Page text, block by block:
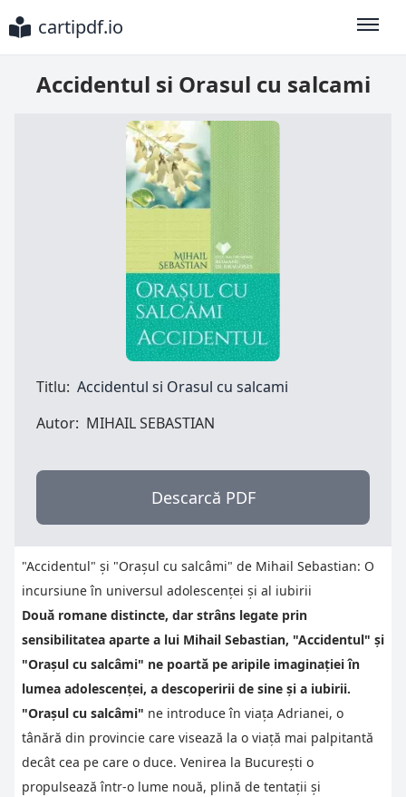
cartipdf.io
Accidentul si Orasul cu salcami
Titlu: Accidentul si Orasul cu salcami
Autor: MIHAIL SEBASTIAN
Descarcă PDF
"Accidentul" și "Orașul cu salcâmi" de Mihail Sebastian: O
incursiune în universul adolescenței și al iubirii
Două romane distincte, dar strâns legate prin
sensibilitatea aparte a lui Mihail Sebastian, "Accidentul" și
"Orașul cu salcâmi" ne poartă pe aripile imaginației în
lumea adolescenței, a descoperirii de sine și a iubirii.
"Orașul cu salcâmi" ne introduce în viața Adrianei, o
tânără din provincie care visează la o viață mai palpitantă
decât cea pe care o duce. Venirea la București o
propulsează într-o lume nouă, plină de tentații și